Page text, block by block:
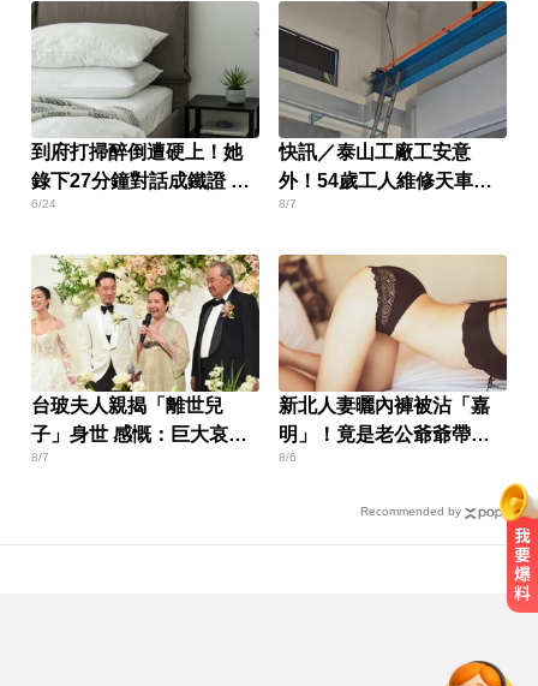
到府打掃醉倒遭硬上！她
錄下27分鐘對話成鐵證 屏
東男慘了
6/24
快訊／泰山工廠工安意
外！54歲工人維修天車突
觸電 命危搶救中
8/7
台玻夫人親揭「離世兒
子」身世 感慨：巨大哀傷
足不出戶
8/7
新北人妻曬內褲被沾「嘉
明」！竟是老公爺爺帶回
房磨蹭 氣炸提告
8/6
Recommended by